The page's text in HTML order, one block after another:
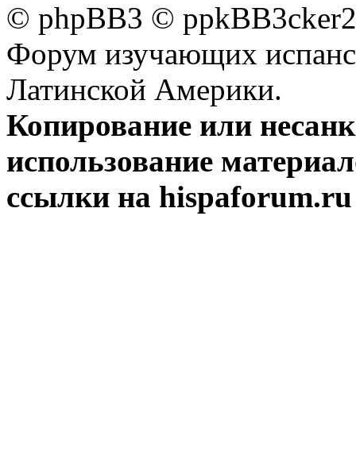
© phpBB3 ©
Форум изучающих
Латинской Америки.
Копирование или
использование
ссылки на hispaforum.ru